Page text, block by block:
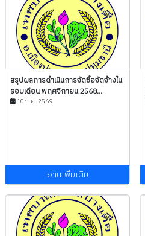
สรุปผลการดำเนินการจัดซื้อจัดจ้างใน
รอบเดือน พฤศจิกายน 2568...
10 ก.ค. 2569
อ่านเพิ่มเติม